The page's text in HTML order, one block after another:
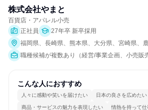
株式会社やまと
百貨店・アパレル小売
正社員
27年卒 新卒採用
福岡県、長崎県、熊本県、大分県、宮崎県、
職種候補が複数あり（経営/事業企画、小売
こんな人におすすめ
人々に感動や笑いを届けたい 日本の良さを広めたい
商品・サービスの魅力を表現したい 情熱を持って